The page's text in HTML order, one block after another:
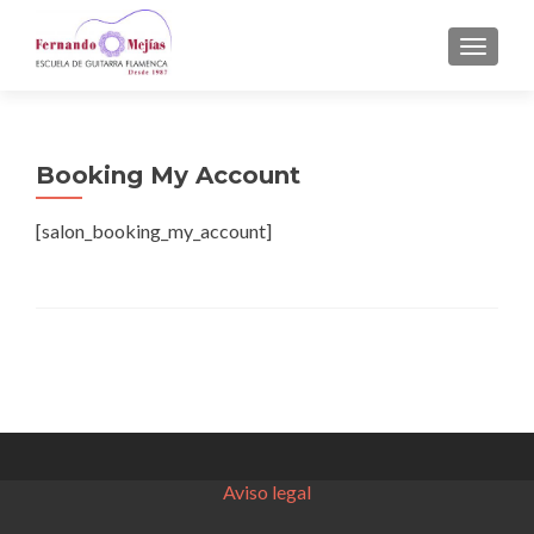
Booking My Account
[salon_booking_my_account]
Aviso legal